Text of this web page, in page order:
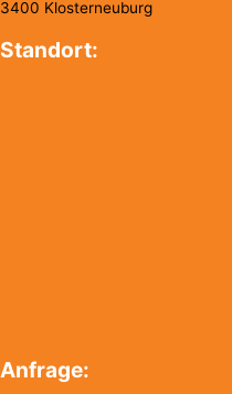
3400 Klosterneuburg
Standort:
Anfrage: